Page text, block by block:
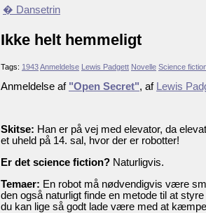
� Dansetrin
Ikke helt hemmeligt
Tags: 1943Anmeldelse Lewis Padgett Novelle Science
Anmeldelse af "Open Secret", af Lewis
Skitse: Han er på vej med elevator, da
et uheld på 14. sal, hvor der er robotter!
Er det science fiction? Naturligvis.
Temaer: En robot må nødvendigvis være
den også naturligt finde en metode til at
du kan lige så godt lade være med at